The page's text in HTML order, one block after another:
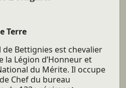
Terre
Bettignies est chevalier
la Légion d’Honneur et
du Mérite. Il occupe
Chef du bureau